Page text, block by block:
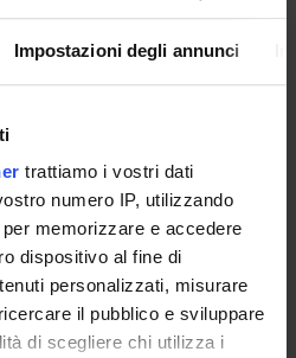
Impostazioni degli annunci
trattiamo i vostri dati
numero IP, utilizzando
memorizzare e accedere
dispositivo al fine di
personalizzati, misurare
il pubblico e sviluppare
di scegliere chi utilizza i
DAL
AL